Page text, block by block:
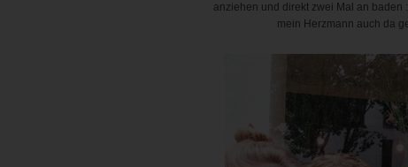
anziehen und direkt zwei Mal an baden
mein Herzmann auch da